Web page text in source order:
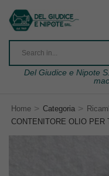
Del Giudice e Nipote
Home > Categoria >
CONTENITORE OLIO PER